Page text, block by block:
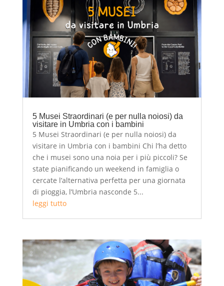
5 Musei Straordinari (e per nulla noiosi) da
visitare in Umbria con i bambini
5 Musei Straordinari (e per nulla noiosi) da
visitare in Umbria con i bambini Chi l’ha detto
che i musei sono una noia per i più piccoli? Se
state pianificando un weekend in famiglia o
cercate l’alternativa perfetta per una giornata
di pioggia, l’Umbria nasconde 5...
leggi tutto